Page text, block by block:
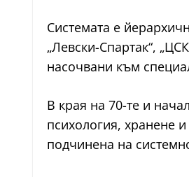
Системата е
„Левски-Спартак“,
насочвани към
В края на 70-те и
психология, хранене
подчинена на